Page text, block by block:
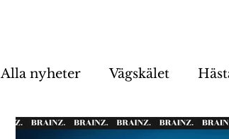
Alla nyheter Vägskälet
Hästfristaden Nyheter